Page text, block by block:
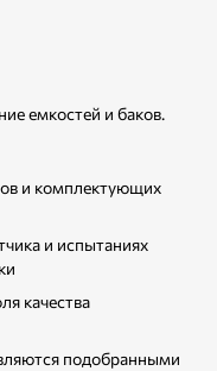
емкостей и баков.
и комплектующих
и испытаниях
качества
подобранными